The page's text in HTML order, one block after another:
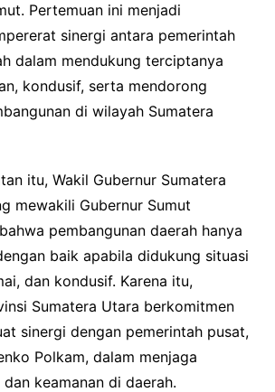
Pertemuan ini menjadi
sinergi antara pemerintah
dalam mendukung terciptanya
kondusif, serta mendorong
di wilayah Sumatera
itu, Wakil Gubernur Sumatera
mewakili Gubernur Sumut
pembangunan daerah hanya
baik apabila didukung situasi
dan kondusif. Karena itu,
Sumatera Utara berkomitmen
sinergi dengan pemerintah pusat,
Polkam, dalam menjaga
keamanan di daerah.